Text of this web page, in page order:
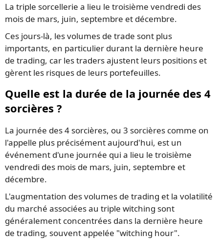
La triple sorcellerie a lieu le troisième vendredi des
mois de mars, juin, septembre et décembre.
Ces jours-là, les volumes de trade sont plus
importants, en particulier durant la dernière heure
de trading, car les traders ajustent leurs positions et
gèrent les risques de leurs portefeuilles.
Quelle est la durée de la journée des 4
sorcières ?
La journée des 4 sorcières, ou 3 sorcières comme on
l'appelle plus précisément aujourd'hui, est un
événement d'une journée qui a lieu le troisième
vendredi des mois de mars, juin, septembre et
décembre.
L'augmentation des volumes de trading et la volatilité
du marché associées au triple witching sont
généralement concentrées dans la dernière heure
de trading, souvent appelée "witching hour".